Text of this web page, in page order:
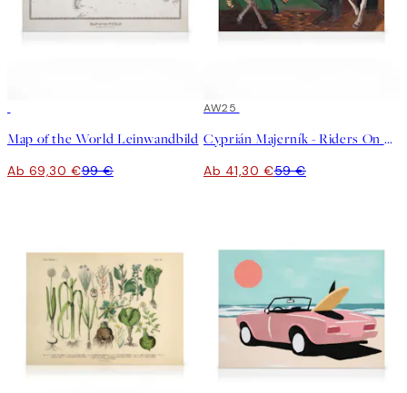
Map of the World Leinwandbild
Ab 69,30 €99 €
30%*
AW25
Cyprián Majerník - Riders On Horses Leinwandbild
Ab 41,30 €59 €